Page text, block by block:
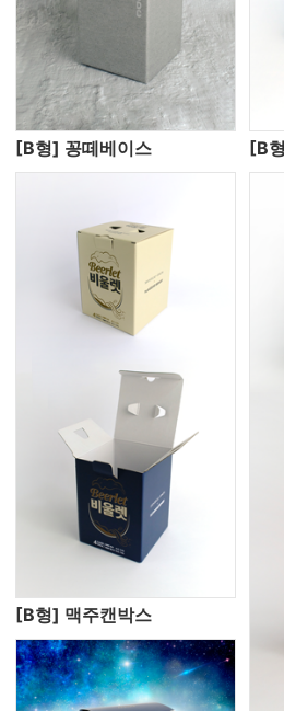
[B형] 꽁떼베이스
[B형] 맥주캔박스
[B